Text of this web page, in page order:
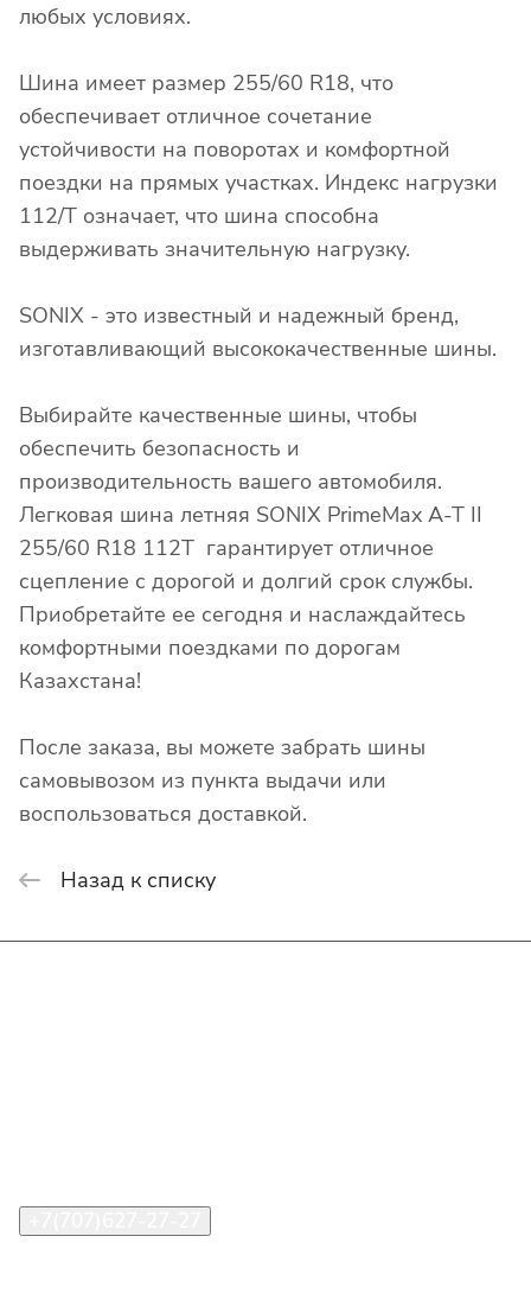
любых условиях.
Шина имеет размер 255/60 R18, что
обеспечивает отличное сочетание
устойчивости на поворотах и комфортной
поездки на прямых участках. Индекс нагрузки
112/T означает, что шина способна
выдерживать значительную нагрузку.
SONIX - это известный и надежный бренд,
изготавливающий высококачественные шины.
Выбирайте качественные шины, чтобы
обеспечить безопасность и
производительность вашего автомобиля.
Легковая шина летняя SONIX PrimeMax A-T II
255/60 R18 112T гарантирует отличное
сцепление с дорогой и долгий срок службы.
Приобретайте ее сегодня и наслаждайтесь
комфортными поездками по дорогам
Казахстана!
После заказа, вы можете забрать шины
самовывозом из пункта выдачи или
воспользоваться доставкой.
Назад к списку